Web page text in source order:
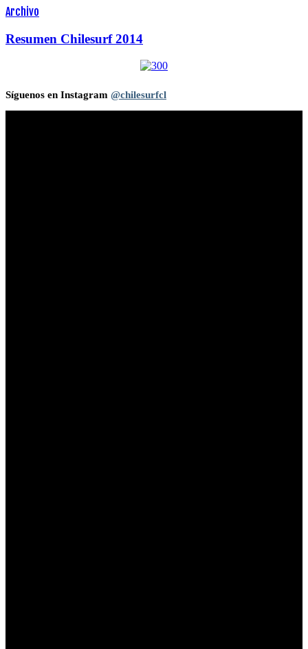
Archivo
Resumen Chilesurf 2014
Síguenos en Instagram @chilesurfcl